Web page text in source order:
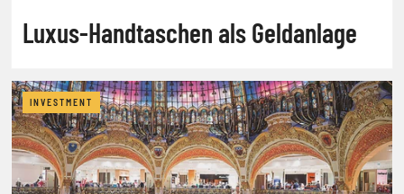
Luxus-Handtaschen als Geldanlage
INVESTMENT